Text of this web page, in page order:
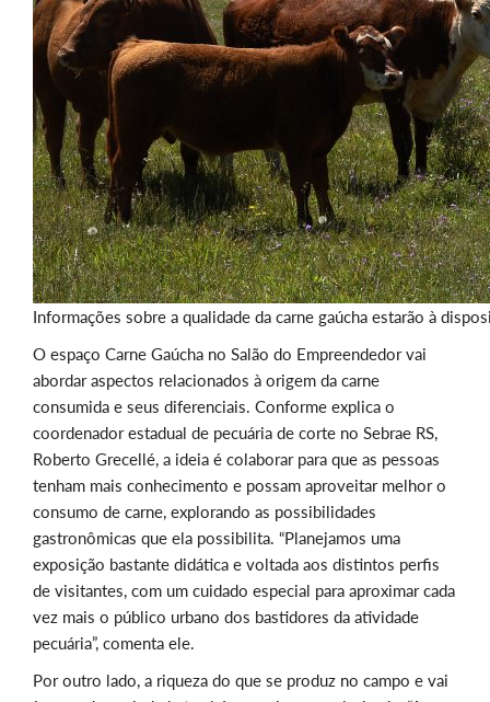
Informações sobre a qualidade da carne gaúcha estarão à
O espaço Carne Gaúcha no Salão do Empreendedor vai
abordar aspectos relacionados à origem da carne
consumida e seus diferenciais. Conforme explica o
coordenador estadual de pecuária de corte no Sebrae RS,
Roberto Grecellé, a ideia é colaborar para que as pessoas
tenham mais conhecimento e possam aproveitar melhor o
consumo de carne, explorando as possibilidades
gastronômicas que ela possibilita. “Planejamos uma
exposição bastante didática e voltada aos distintos perfis
de visitantes, com um cuidado especial para aproximar cada
vez mais o público urbano dos bastidores da atividade
pecuária”, comenta ele.
Por outro lado, a riqueza do que se produz no campo e vai